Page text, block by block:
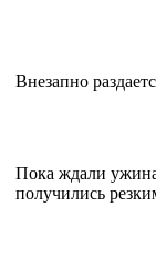
Внезапно
Пока ждали
получились